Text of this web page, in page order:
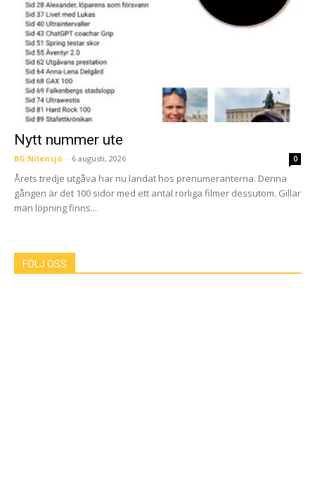
Nytt nummer ute
BG Nilensjö - 6 augusti, 2026 0
Årets tredje utgåva har nu landat hos prenumeranterna. Denna
gången är det 100 sidor med ett antal rörliga filmer dessutom. Gillar
man löpning finns...
FÖLJ OSS